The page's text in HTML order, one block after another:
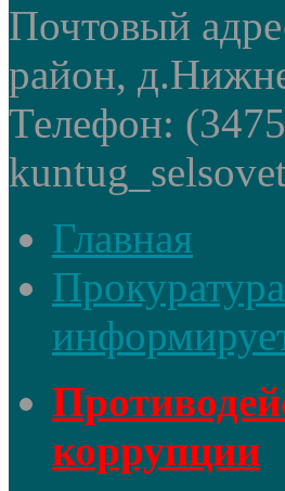
Почтовый
район,
Телефон:
Главная
Прокуратура
коррупции